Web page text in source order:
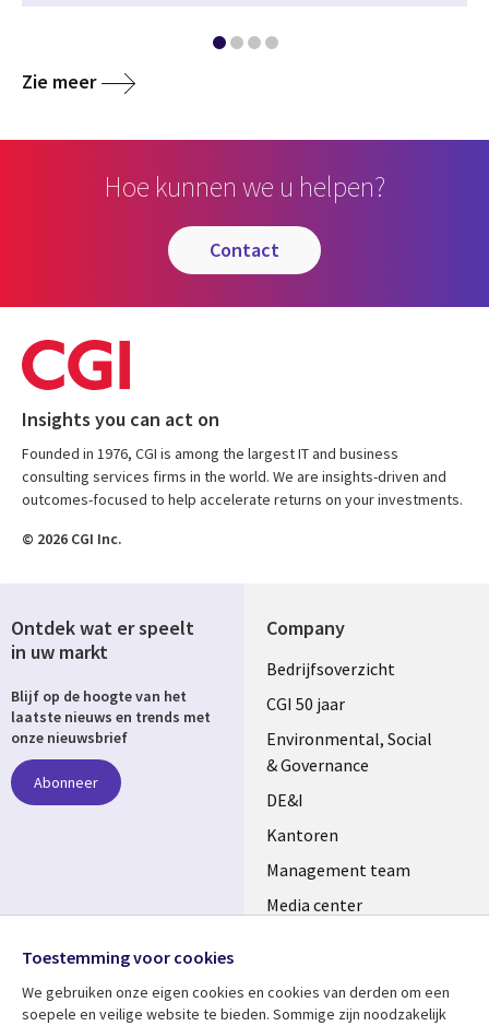
Zie meer
Hoe kunnen we u helpen?
contact
Insights you can act on
Founded in 1976, CGI is among the largest IT and business
consulting services firms in the world. We are insights-driven and
outcomes-focused to help accelerate returns on your investments.
© 2026 CGI Inc.
Company
Useful
links
NETHERLANDS
Bedrijfsoverzicht
CGI 50 jaar
Environmental, Social
& Governance
DE&I
Kantoren
Management team
Media center
Ontdek wat er speelt
in uw markt
Blijf op de hoogte van het
laatste nieuws en trends met
onze nieuwsbrief
Abonneer
Media
Toestemming voor cookies
We gebruiken onze eigen cookies en cookies van derden om een ​​
soepele en veilige website te bieden. Sommige zijn noodzakelijk